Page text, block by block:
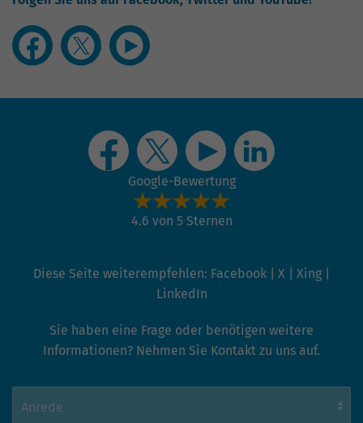
Google-Bewertung
4.6 von 5 Sternen
Diese Seite weiterempfehlen: Facebook X Xing
LinkedIn
Sie haben eine Frage oder benötigen weitere
Informationen? Nehmen Sie Kontakt zu uns auf.